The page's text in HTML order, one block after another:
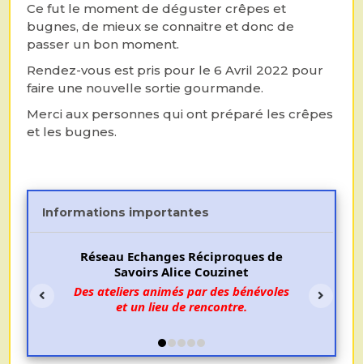
Ce fut le moment de déguster crêpes et
bugnes, de mieux se connaitre et donc de
passer un bon moment.
Rendez-vous est pris pour le 6 Avril 2022 pour
faire une nouvelle sortie gourmande.
Merci aux personnes qui ont préparé les crêpes
et les bugnes.
Informations importantes
Réseau Echanges Réciproques de
Savoirs Alice Couzinet
Des ateliers animés par des bénévoles
et un lieu de rencontre.